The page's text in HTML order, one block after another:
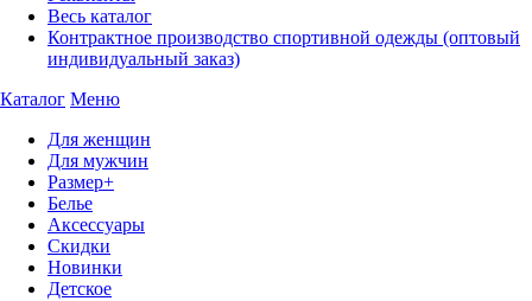
Весь каталог
Контрактное производство спортивной одежды (оптовый
индивидуальный заказ)
Каталог Меню
Для женщин
Для мужчин
Размер+
Белье
Аксессуары
Скидки
Новинки
Детское